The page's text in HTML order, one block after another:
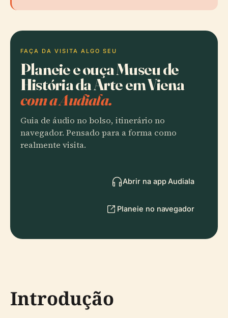
FAÇA DA VISITA ALGO SEU
Planeie e ouça Museu de
História da Arte em Viena
com a Audiala.
Guia de áudio no bolso, itinerário no
navegador. Pensado para a forma como
realmente visita.
Abrir na app Audiala
Planeie no navegador
Introdução